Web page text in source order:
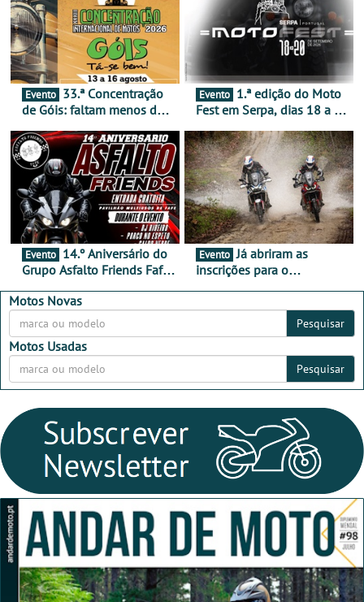
Evento
de Góis: faltam menos de
16 de agosto
Evento
Fest em Serpa, dias 18 a 20
duas rodas invade o Baixo
Alentejo
Evento
Grupo Asfalto Friends Fafe,
2026
Evento Já abriram as
inscrições para o
Motos Novas
Pesquisar
Motos Usadas
Pesquisar